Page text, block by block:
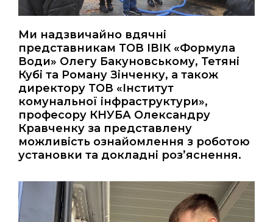
Ми надзвичайно вдячні
представникам ТОВ ІВІК «Формула
Води» Олегу Бакуновському, Тетяні
Кубі та Роману Зінченку, а також
директору ТОВ «Інститут
комунальної інфраструктури»,
професору КНУБА Олександру
Кравченку за представлену
можливість ознайомлення з роботою
установки та докладні роз’яснення.